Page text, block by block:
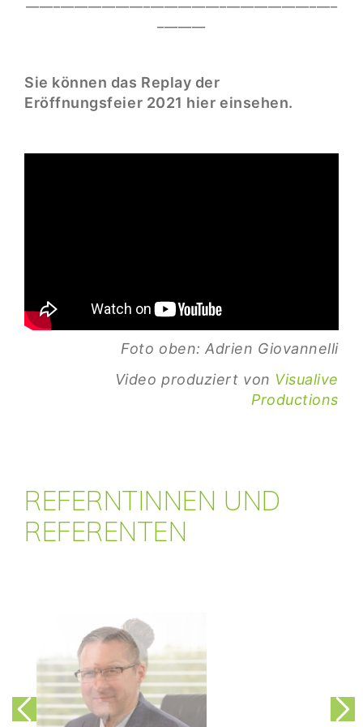
Sie können das Replay der
Eröffnungsfeier 2021 hier einsehen.
Foto oben: Adrien Giovannelli
Video produziert von Visualive
Productions
REFERNTINNEN UND
REFERENTEN